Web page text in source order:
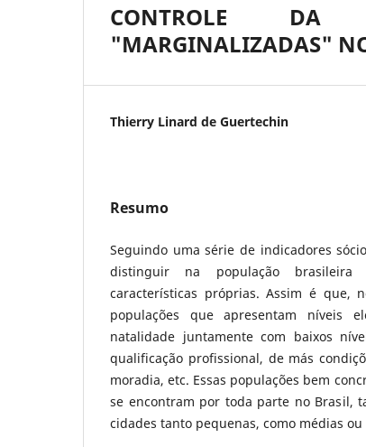
CONTROLE DA
"MARGINALIZADAS"
Thierry Linard de Guertechin
Resumo
Seguindo uma série de indicadores
distinguir na população
características próprias. Assim é que,
populações que apresentam níveis
natalidade juntamente com baixos
qualificação profissional, de más
moradia, etc. Essas populações bem
se encontram por toda parte no Brasil,
cidades tanto pequenas, como médias